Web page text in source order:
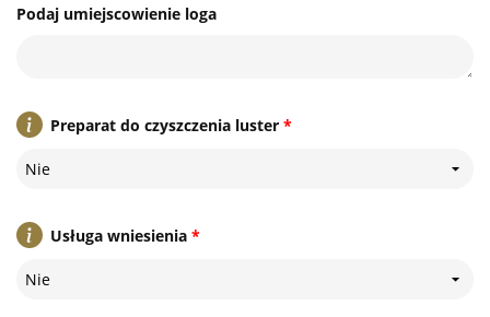
Podaj umiejscowienie loga
*
Preparat do czyszczenia luster
Nie
*
Usługa wniesienia
Nie